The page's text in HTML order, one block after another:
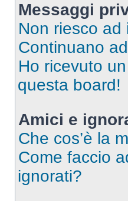
Messaggi
Non riesco ad
Continuano
Ho ricevuto
questa board!
Amici e
Che cos’è la
Come faccio
ignorati?